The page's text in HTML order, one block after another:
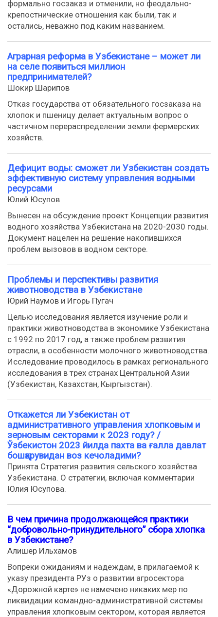
формально госзаказ и отменили, но феодально-
крепостнические отношения как были, так и
остались, неважно под каким названием.
Аграрная реформа в Узбекистане – может ли
на селе появиться миллион
предпринимателей?
Шокир Шарипов
Отказ государства от обязательного госзаказа на
хлопок и пшеницу делает актуальным вопрос о
частичном перераспределении земли фермерских
хозяйств.
Дефицит воды: сможет ли Узбекистан создать
эффективную систему управления водными
ресурсами
Юлий Юсупов
Вынесен на обсуждение проект Концепции развития
водного хозяйства Узбекистана на 2020-2030 годы.
Документ нацелен на решение накопившихся
проблем вызовов в водном секторе.
Проблемы и перспективы развития
животноводства в Узбекистане
Юрий Наумов и Игорь Пугач
Целью исследования является изучение роли и
практики животноводства в экономике Узбекистана
с 1992 по 2017 год, а также проблем развития
отрасли, в особенности молочного животноводства.
Исследование проводилось в рамках регионального
исследования в трех странах Центральной Азии
(Узбекистан, Казахстан, Кыргызстан).
Откажется ли Узбекистан от
административного управления хлопковым и
зерновым секторами к 2023 году? /
Ўзбекистон 2023 йилда пахта ва ғалла давлат
бошқарувидан воз кечоладими?
Принята Стратегия развития сельского хозяйства
Узбекистана. О стратегии, включая комментарии
Юлия Юсупова.
В чем причина продолжающейся практики
“добровольно-принудительного” сбора хлопка
в Узбекистане?
Алишер Ильхамов
Вопреки ожиданиям и надеждам, в прилагаемой к
указу президента РУз о развитии агросектора
«Дорожной карте» не намечено никаких мер по
ликвидации командно-административной системы
управления хлопковым сектором, которая является